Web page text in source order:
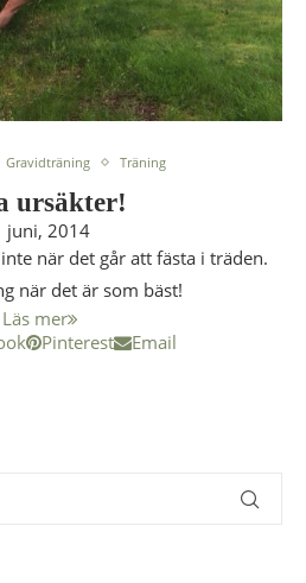
Gravidträning Träning
ursäkter!
juni, 2014
när det går att fästa i träden.
när det är som bäst!
Läs mer
Pinterest Email